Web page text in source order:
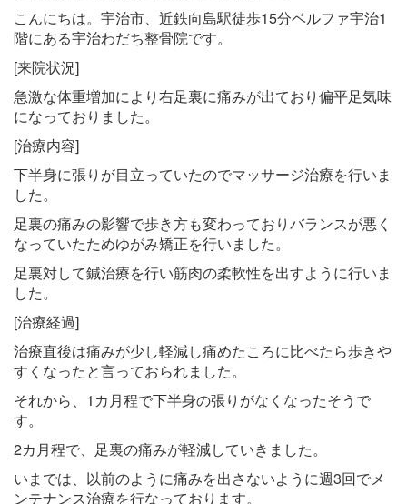
こんにちは。宇治市、近鉄向島駅徒歩15分ベルファ宇治1
階にある宇治わだち整骨院です。
[来院状況]
急激な体重増加により右足裏に痛みが出ており偏平足気味
になっておりました。
[治療内容]
下半身に張りが目立っていたのでマッサージ治療を行いま
した。
足裏の痛みの影響で歩き方も変わっておりバランスが悪く
なっていたためゆがみ矯正を行いました。
足裏対して鍼治療を行い筋肉の柔軟性を出すように行いま
した。
[治療経過]
治療直後は痛みが少し軽減し痛めたころに比べたら歩きや
すくなったと言っておられました。
それから、1カ月程で下半身の張りがなくなったそうで
す。
2カ月程で、足裏の痛みが軽減していきました。
いまでは、以前のように痛みを出さないように週3回でメ
ンテナンス治療を行なっております。